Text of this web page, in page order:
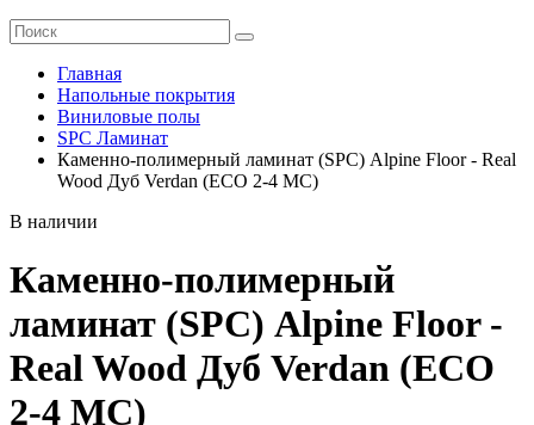
Главная
Напольные покрытия
Виниловые полы
SPC Ламинат
Каменно-полимерный ламинат (SPC) Alpine Floor - Real
Wood Дуб Verdan (ECO 2-4 MC)
В наличии
Каменно-полимерный
ламинат (SPC) Alpine Floor -
Real Wood Дуб Verdan (ECO
2-4 MC)